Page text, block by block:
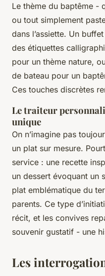
Le thème du baptême -
ou tout simplement
dans l’assiette. Un
des étiquettes
pour un thème nature,
de bateau pour un
Ces touches discrètes
Le traiteur
unique
On n’imagine pas
un plat sur mesure.
service : une recette
un dessert évoquant un
plat emblématique du
parents. Ce type
récit, et les convives
souvenir gustatif - une
Les